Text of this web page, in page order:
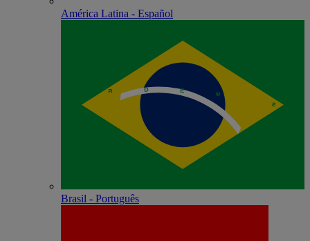
América Latina - Español
Brasil - Português